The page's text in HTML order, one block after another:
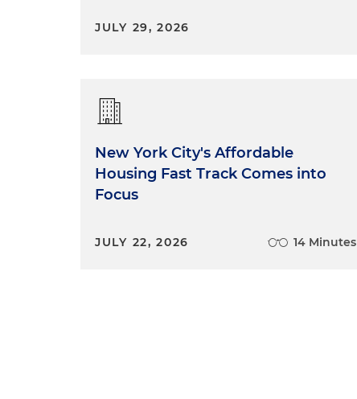
JULY 29, 2026
New York City's Affordable
Housing Fast Track Comes into
Focus
JULY 22, 2026 14 Minutes